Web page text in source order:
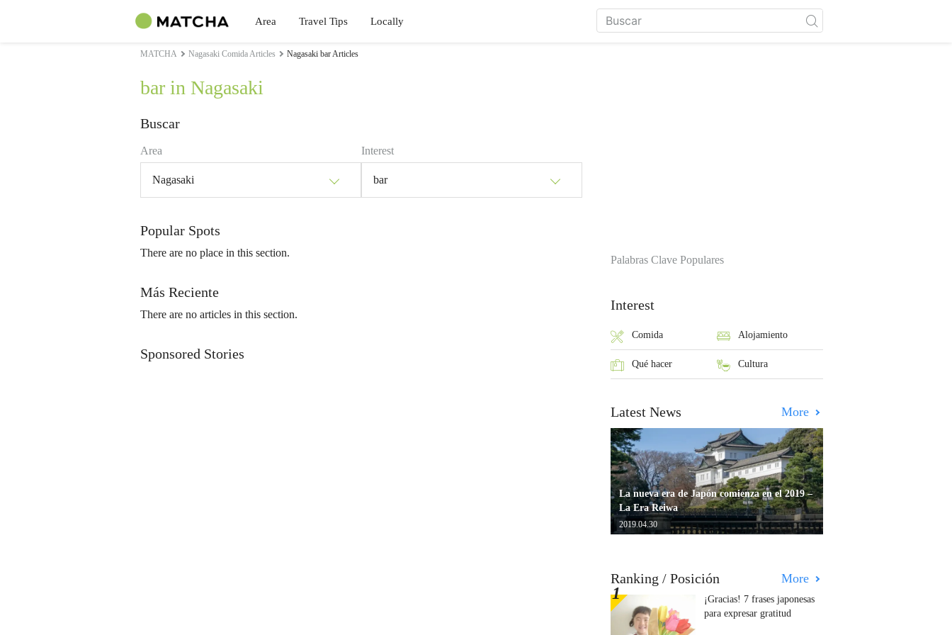
Area Travel Tips Locally
MATCHA Nagasaki Comida Articles Nagasaki bar Articles
bar in Nagasaki
Buscar
Area
Nagasaki
Interest
bar
Popular Spots
There are no place in this section.
Más Reciente
There are no articles in this section.
Sponsored Stories
Palabras Clave Populares
Interest
Comida Alojamiento
Qué hacer Cultura
Latest News More
La nueva era de Japón comienza en el 2019 –
La Era Reiwa
2019.04.30
Ranking / Posición More
¡Gracias! 7 frases japonesas
para expresar gratitud